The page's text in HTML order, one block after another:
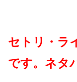
セトリ・ラ
です。ネタ